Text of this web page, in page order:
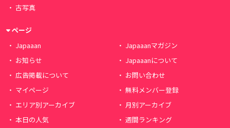
古写真
ページ
Japaaan
Japaaanマガジン
お知らせ
Japaaanについて
広告掲載について
お問い合わせ
マイページ
無料メンバー登録
エリア別アーカイブ
月別アーカイブ
本日の人気
週間ランキング